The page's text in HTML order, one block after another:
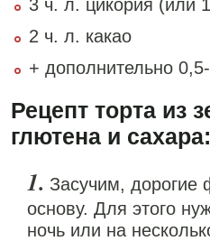
3 ч. л. цикория (или
2 ч. л. какао
+ дополнительно
Рецепт торта из
глютена и сахара:
Засучим, дорогие
основу. Для этого
ночь или на